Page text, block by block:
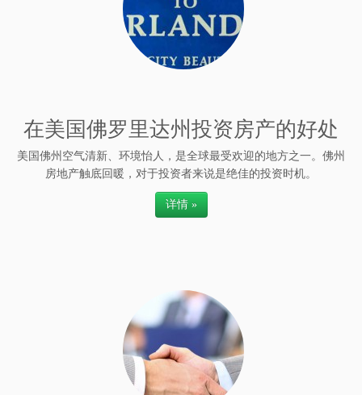
在美国佛罗里达州投资房产的好处
美国佛州空气清新、环境怡人，是全球最受欢迎的地方之一。佛州
房地产触底回暖，对于投资者来说是绝佳的投资时机。
详情 »